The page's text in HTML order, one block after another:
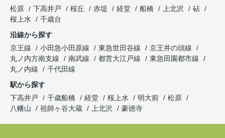
松原
下高井戸 桜丘 赤堤 経堂 船橋 上北沢
砧
桜上水
千歳台
沿線から探す
京王線
小田急小田原線 東急世田谷線
京王井の頭線
丸ノ内方南支線
南武線 都営大江戸線
東急田園都市線
丸ノ内線
千代田線
駅から探す
下高井戸
千歳船橋 経堂 桜上水 明大前
松原
八幡山
祖師ヶ谷大蔵 上北沢 豪徳寺